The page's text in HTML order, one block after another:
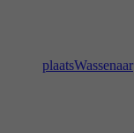
plaatsWassenaar